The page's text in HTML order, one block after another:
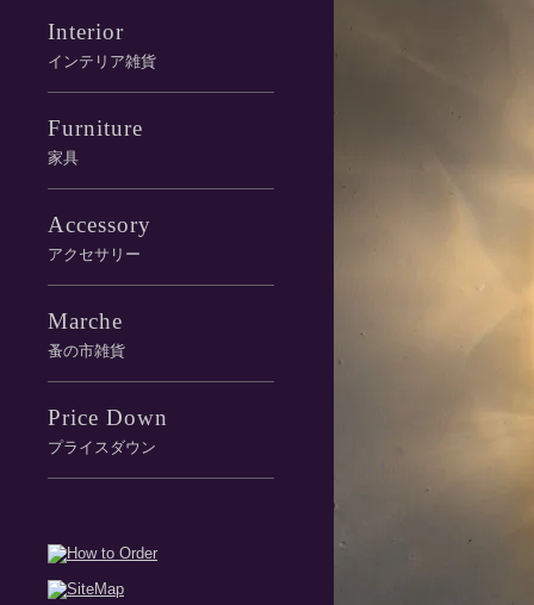
Interior
インテリア雑貨
Furniture
家具
Accessory
アクセサリー
Marche
蚤の市雑貨
Price Down
プライスダウン